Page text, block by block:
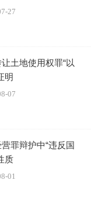
经营行为任意纳
条款。
27
土地使用权罪“以
明
07
罪辩护中“违反国
质
01